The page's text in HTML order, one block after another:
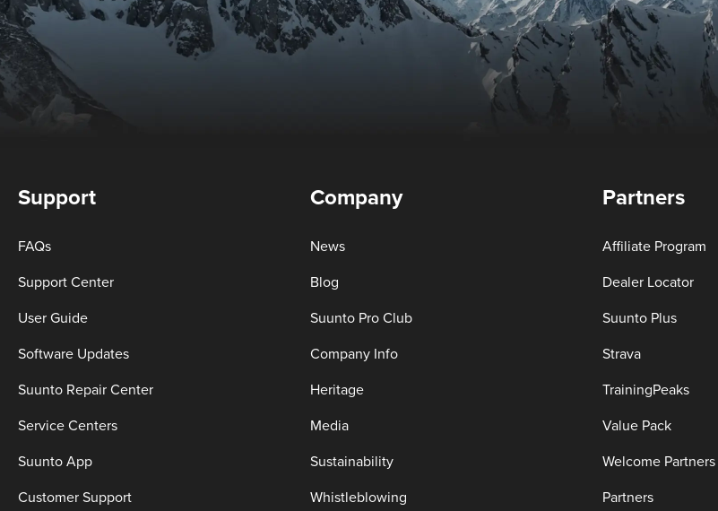
Support
FAQs
Support Center
User Guide
Software Updates
Suunto Repair Center
Service Centers
Suunto App
Customer Support
Company
News
Blog
Suunto Pro Club
Company Info
Heritage
Media
Sustainability
Whistleblowing
Partners
Affiliate Program
Dealer Locator
Suunto Plus
Strava
TrainingPeaks
Value Pack
Welcome Partners
Partners